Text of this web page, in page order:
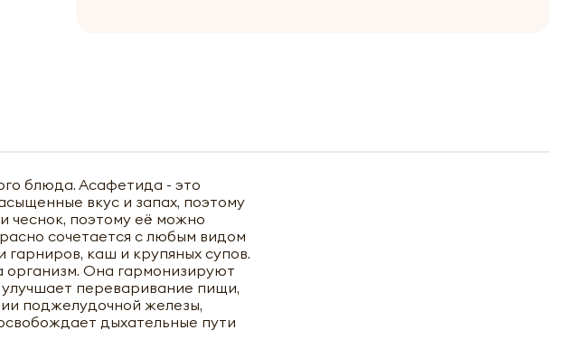
блюда. Асафетида - это
вкус и запах, поэтому
чеснок, поэтому её можно
сочетается с любым видом
каш и крупяных супов.
организм. Она гармонизируют
переваривание пищи,
поджелудочной железы,
дыхательные пути